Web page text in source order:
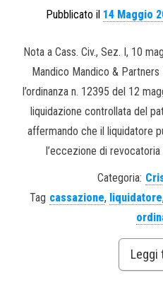
Pubblicato il 14 Maggio
Nota a Cass. Civ., Sez. I, 10
Mandico Mandico &
l’ordinanza n. 12395 del 12
liquidazione controllata del
affermando che il liquidatore
l’eccezione di
Categoria:
Tag cassazione, liquidatore,
Leggi